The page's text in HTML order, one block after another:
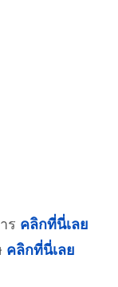
ร คลิกที่นี่เลย
คลิกที่นี่เลย